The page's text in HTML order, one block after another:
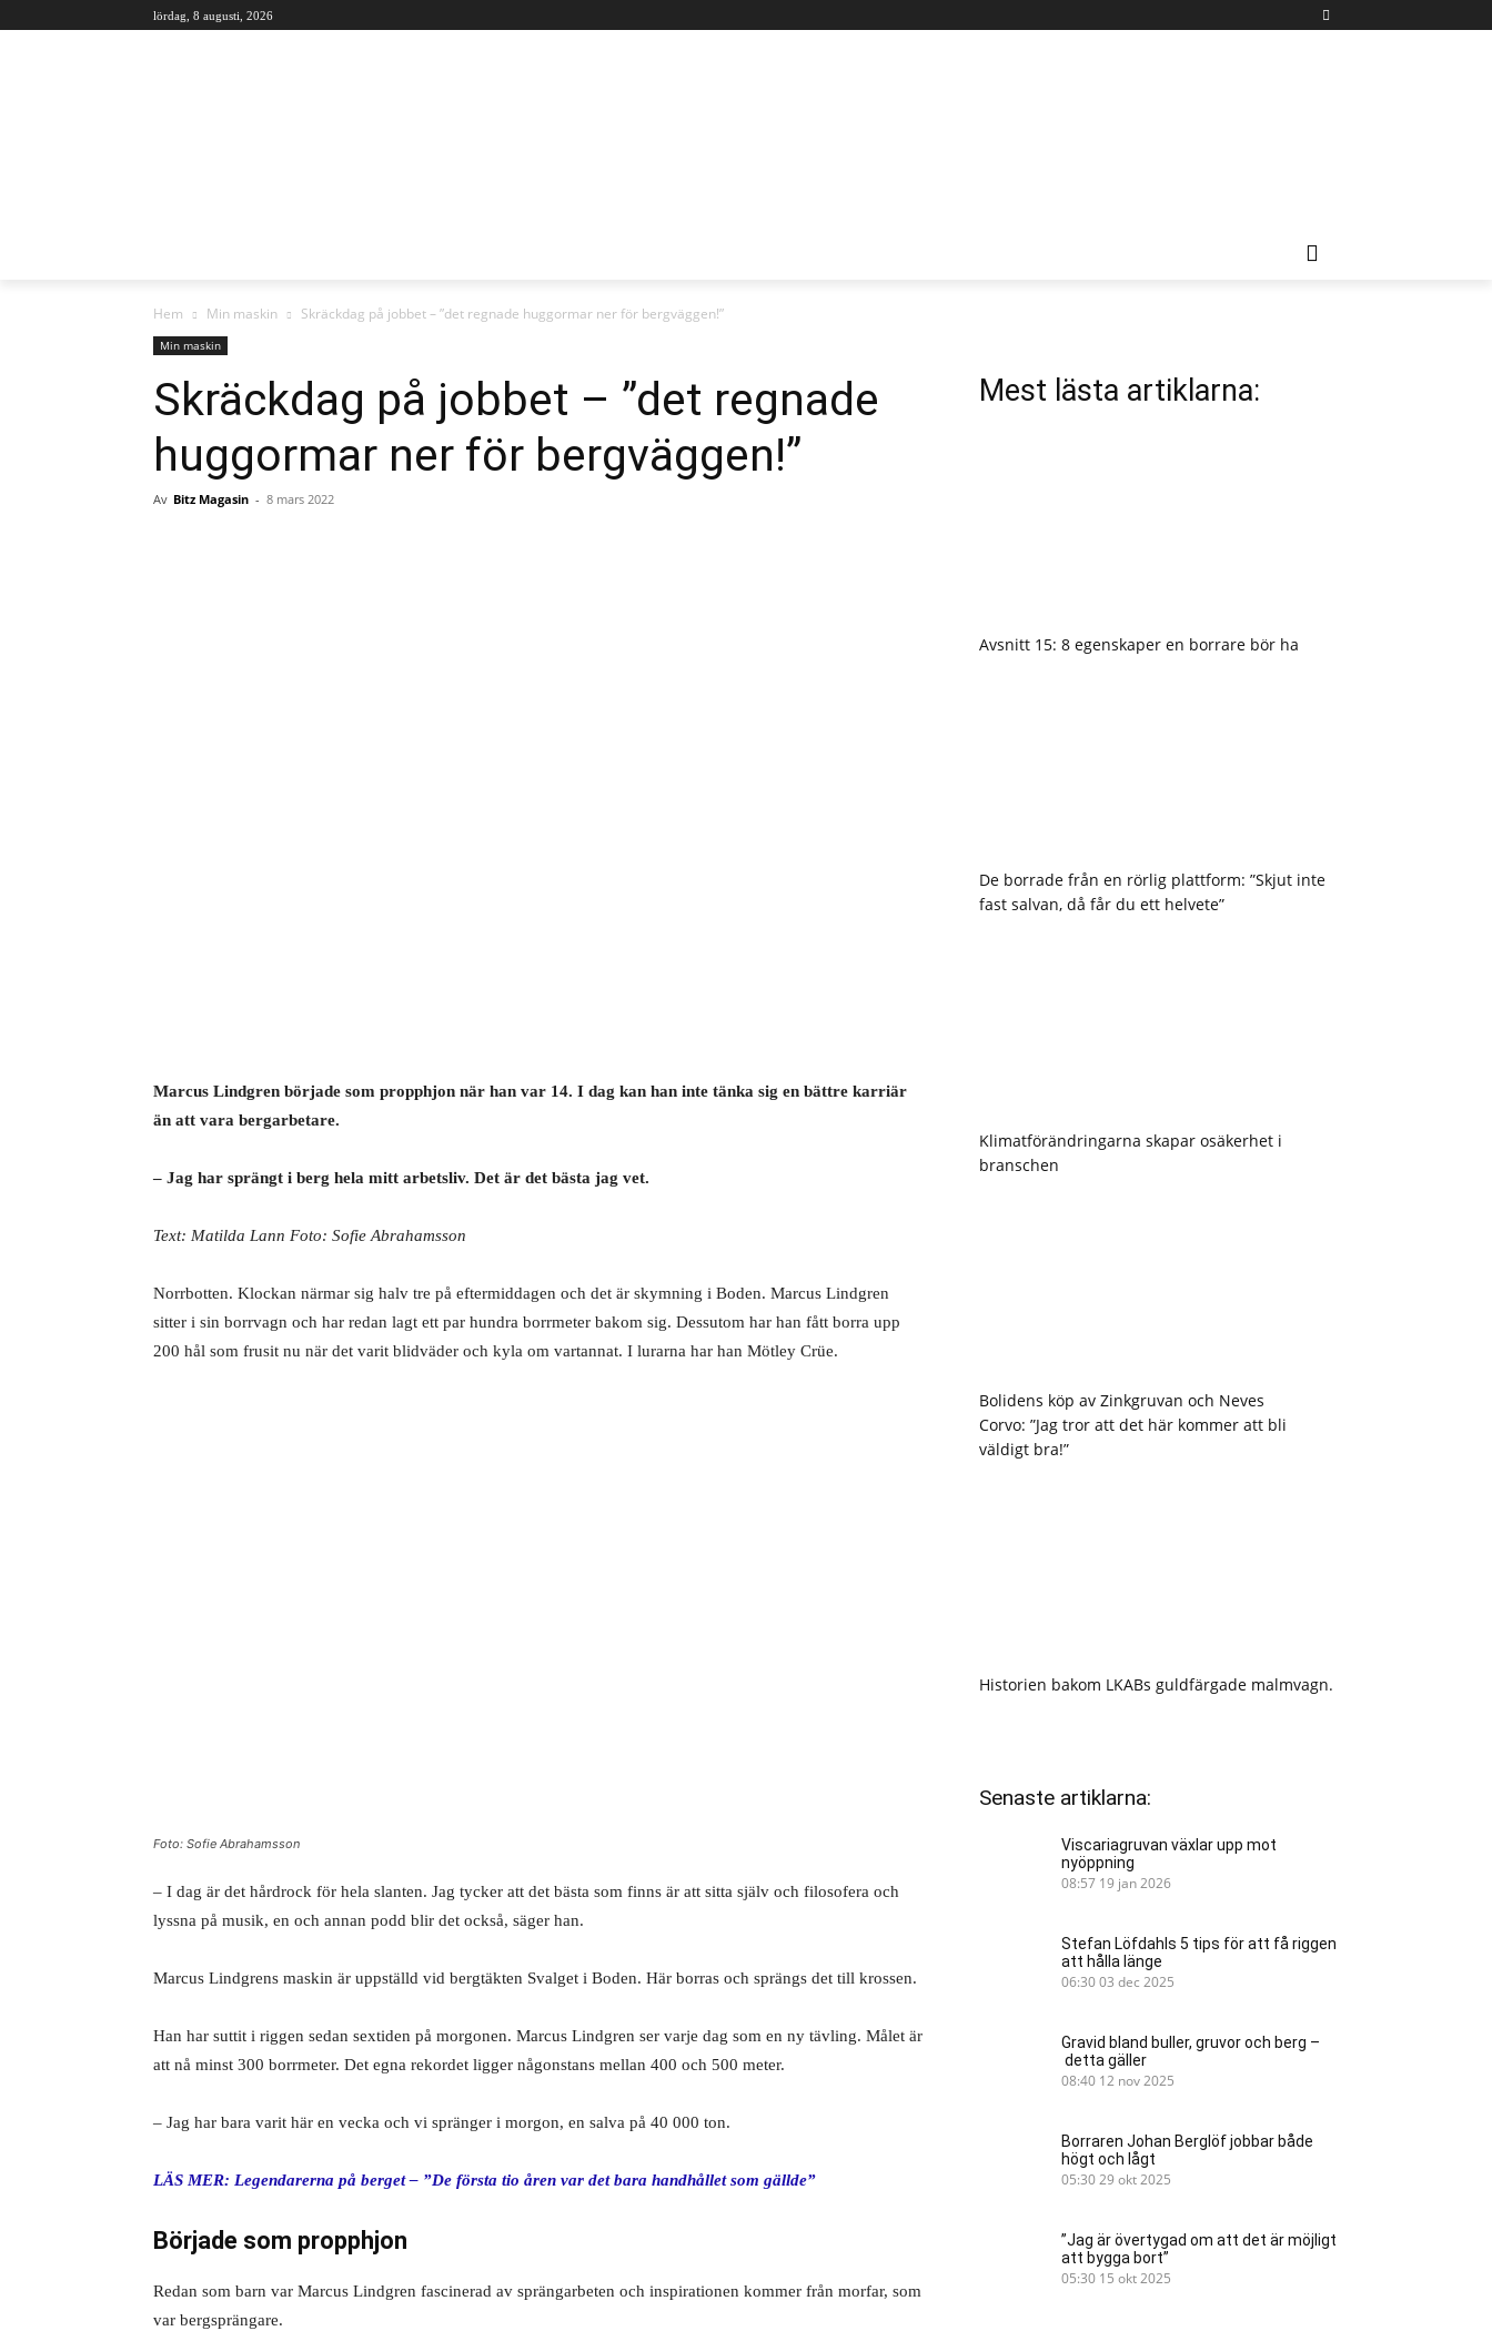
lördag, 8 augusti, 2026
Hem Min maskin Skräckdag på jobbet – ”det regnade huggormar ner för bergväggen!”
Min maskin
Skräckdag på jobbet – ”det regnade
huggormar ner för bergväggen!”
Av Bitz Magasin - 8 mars 2022
Marcus Lindgren började som propphjon när han var 14. I dag kan han inte tänka sig en bättre karriär
än att vara bergarbetare.
– Jag har sprängt i berg hela mitt arbetsliv. Det är det bästa jag vet.
Text: Matilda Lann Foto: Sofie Abrahamsson
Norrbotten. Klockan närmar sig halv tre på eftermiddagen och det är skymning i Boden. Marcus Lindgren
sitter i sin borrvagn och har redan lagt ett par hundra borrmeter bakom sig. Dessutom har han fått borra upp
200 hål som frusit nu när det varit blidväder och kyla om vartannat. I lurarna har han Mötley Crüe.
Foto: Sofie Abrahamsson
– I dag är det hårdrock för hela slanten. Jag tycker att det bästa som finns är att sitta själv och filosofera och
lyssna på musik, en och annan podd blir det också, säger han.
Marcus Lindgrens maskin är uppställd vid bergtäkten Svalget i Boden. Här borras och sprängs det till krossen.
Han har suttit i riggen sedan sextiden på morgonen. Marcus Lindgren ser varje dag som en ny tävling. Målet är
att nå minst 300 borrmeter. Det egna rekordet ligger någonstans mellan 400 och 500 meter.
– Jag har bara varit här en vecka och vi spränger i morgon, en salva på 40 000 ton.
LÄS MER: Legendarerna på berget – ”De första tio åren var det bara handhållet som gällde”
Började som propphjon
Redan som barn var Marcus Lindgren fascinerad av sprängarbeten och inspirationen kommer från morfar, som
var bergsprängare.
Mest lästa artiklarna:
Avsnitt 15: 8 egenskaper en borrare bör ha
De borrade från en rörlig plattform: ”Skjut inte
fast salvan, då får du ett helvete”
Klimatförändringarna skapar osäkerhet i
branschen
Bolidens köp av Zinkgruvan och Neves
Corvo: ”Jag tror att det här kommer att bli
väldigt bra!”
Historien bakom LKABs guldfärgade malmvagn.
Senaste artiklarna:
Viscariagruvan växlar upp mot
nyöppning
08:57 19 jan 2026
Stefan Löfdahls 5 tips för att få riggen
att hålla länge
06:3003 dec 2025
Gravid bland buller, gruvor och berg –
detta gäller
08:40 12 nov 2025
Borraren Johan Berglöf jobbar både
högt och lågt
05:3029 okt 2025
”Jag är övertygad om att det är möjligt
att bygga bort”
05:30 15 okt 2025